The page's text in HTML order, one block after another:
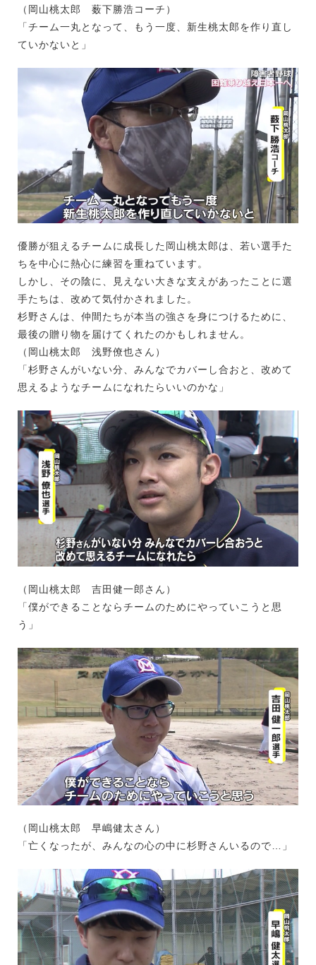
（岡山桃太郎 薮下勝浩コーチ）
「チーム一丸となって、もう一度、新生桃太郎を作り直し
ていかないと」
優勝が狙えるチームに成長した岡山桃太郎は、若い選手た
ちを中心に熱心に練習を重ねています。
しかし、その陰に、見えない大きな支えがあったことに選
手たちは、改めて気付かされました。
杉野さんは、仲間たちが本当の強さを身につけるために、
最後の贈り物を届けてくれたのかもしれません。
（岡山桃太郎 浅野僚也さん）
「杉野さんがいない分、みんなでカバーし合おと、改めて
思えるようなチームになれたらいいのかな」
（岡山桃太郎 吉田健一郎さん）
「僕ができることならチームのためにやっていこうと思
う」
（岡山桃太郎 早嶋健太さん）
「亡くなったが、みんなの心の中に杉野さんいるので…」